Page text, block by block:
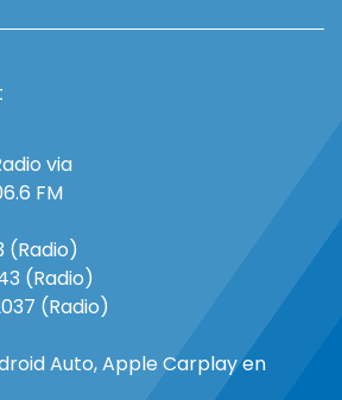
via
FM
(Radio)
(Radio)
(Radio)
Auto, Apple Carplay en